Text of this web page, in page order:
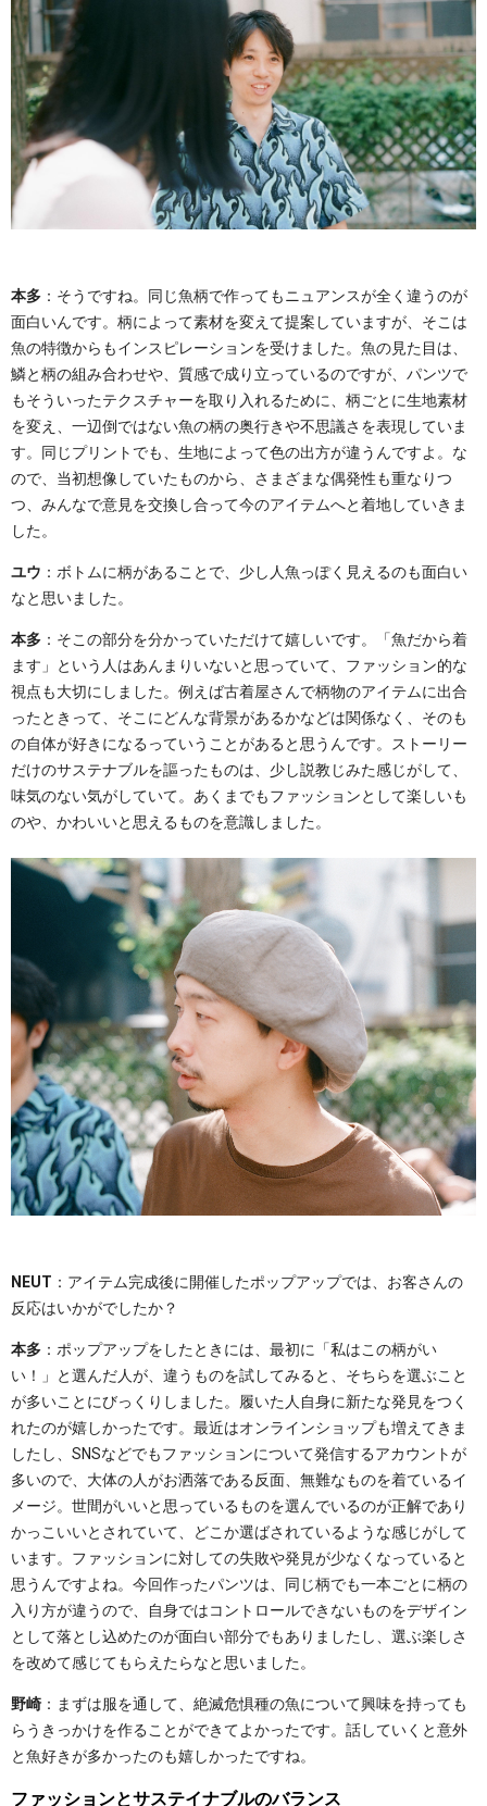
本多 ：そうですね。同じ魚柄で作ってもニュアンスが全く違うのが
面白いんです。柄によって素材を変えて提案していますが、そこは
魚の特徴からもインスピレーションを受けました。魚の見た目は、
鱗と柄の組み合わせや、質感で成り立っているのですが、パンツで
もそういったテクスチャーを取り入れるために、柄ごとに生地素材
を変え、一辺倒ではない魚の柄の奥行きや不思議さを表現していま
す。同じプリントでも、生地によって色の出方が違うんですよ。な
ので、当初想像していたものから、さまざまな偶発性も重なりつ
つ、みんなで意見を交換し合って今のアイテムへと着地していきま
した。
ユウ ：ボトムに柄があることで、少し人魚っぽく見えるのも面白い
なと思いました。
本多 ：そこの部分を分かっていただけて嬉しいです。「魚だから着
ます」という人はあんまりいないと思っていて、ファッション的な
視点も大切にしました。例えば古着屋さんで柄物のアイテムに出合
ったときって、そこにどんな背景があるかなどは関係なく、そのも
の自体が好きになるっていうことがあると思うんです。ストーリー
だけのサステナブルを謳ったものは、少し説教じみた感じがして、
味気のない気がしていて。あくまでもファッションとして楽しいも
のや、かわいいと思えるものを意識しました。
NEUT ：アイテム完成後に開催したポップアップでは、お客さんの
反応はいかがでしたか？
本多 ：ポップアップをしたときには、最初に「私はこの柄がい
い！」と選んだ人が、違うものを試してみると、そちらを選ぶこと
が多いことにびっくりしました。履いた人自身に新たな発見をつく
れたのが嬉しかったです。最近はオンラインショップも増えてきま
したし、SNSなどでもファッションについて発信するアカウントが
多いので、大体の人がお洒落である反面、無難なものを着ているイ
メージ。世間がいいと思っているものを選んでいるのが正解であり
かっこいいとされていて、どこか選ばされているような感じがして
います。ファッションに対しての失敗や発見が少なくなっていると
思うんですよね。今回作ったパンツは、同じ柄でも一本ごとに柄の
入り方が違うので、自身ではコントロールできないものをデザイン
として落とし込めたのが面白い部分でもありましたし、選ぶ楽しさ
を改めて感じてもらえたらなと思いました。
野崎 ：まずは服を通して、絶滅危惧種の魚について興味を持っても
らうきっかけを作ることができてよかったです。話していくと意外
と魚好きが多かったのも嬉しかったですね。
ファッションとサステイナブルのバランス